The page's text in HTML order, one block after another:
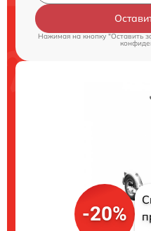
Нажимая на кнопку "Оставить
-20%